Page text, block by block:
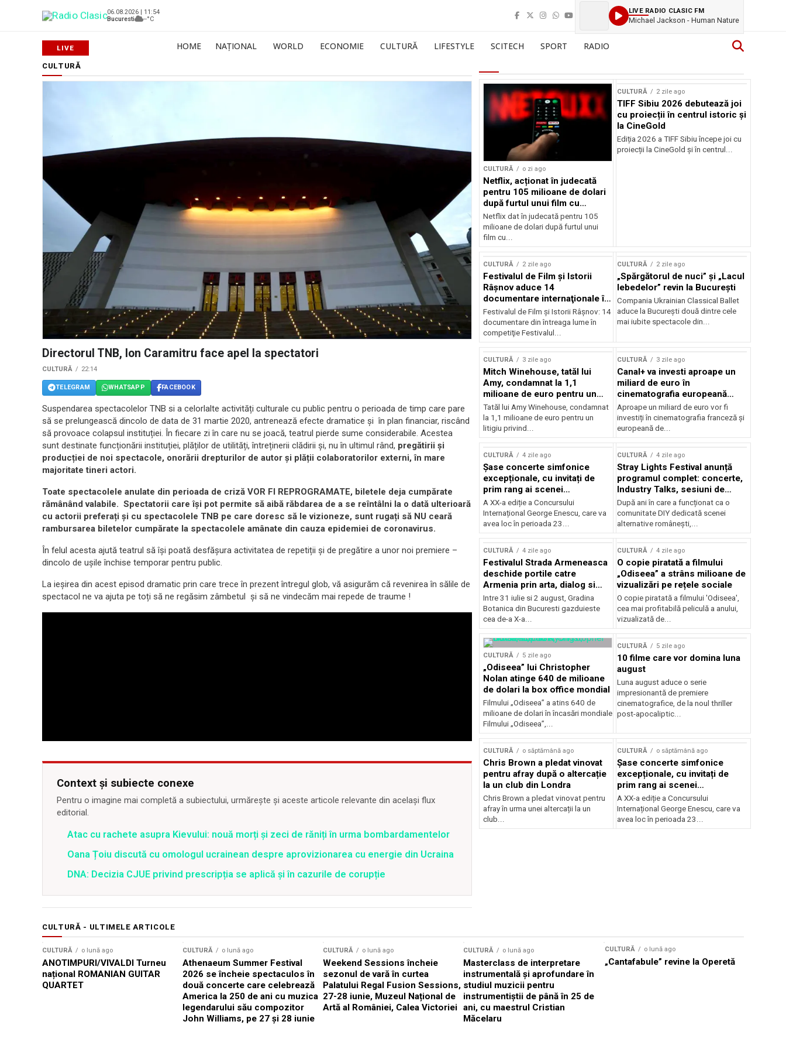
06.08.2026 | 11:54
Bucuresti
--°C
LIVE RADIO CLASIC FM
Michael Jackson - Human Nature
HOME NAȚIONAL WORLD ECONOMIE CULTURĂ LIFESTYLE SCITECH SPORT RADIO
CULTURĂ
Directorul TNB, Ion Caramitru face apel la spectatori
CULTURĂ 22:14
TELEGRAM WHATSAPP FACEBOOK
Suspendarea spectacolelor TNB si a celorlalte activități culturale cu public pentru o perioada de timp care pare
să se prelungească dincolo de data de 31 martie 2020, antrenează efecte dramatice și în plan financiar, riscând
să provoace colapsul instituției. În fiecare zi în care nu se joacă, teatrul pierde sume considerabile. Acestea
sunt destinate funcționării instituției, plăților de utilități, întreținerii clădirii și, nu în ultimul rând, pregătirii și
producției de noi spectacole, onorării drepturilor de autor și plății colaboratorilor externi, în mare
majoritate tineri actori.
Toate spectacolele anulate din perioada de criză VOR FI REPROGRAMATE, biletele deja cumpărate
rămânând valabile. Spectatorii care își pot permite să aibă răbdarea de a se reîntâlni la o dată ulterioară
cu actorii preferați și cu spectacolele TNB pe care doresc să le vizioneze, sunt rugați să NU ceară
rambursarea biletelor cumpărate la spectacolele amânate din cauza epidemiei de coronavirus.
În felul acesta ajută teatrul să își poată desfășura activitatea de repetiții și de pregătire a unor noi premiere –
dincolo de ușile închise temporar pentru public.
La ieșirea din acest episod dramatic prin care trece în prezent întregul glob, vă asigurăm că revenirea în sălile de
spectacol ne va ajuta pe toți să ne regăsim zâmbetul și să ne vindecăm mai repede de traume !
Context și subiecte conexe
Pentru o imagine mai completă a subiectului, urmărește și aceste articole relevante din același flux
editorial.
Atac cu rachete asupra Kievului: nouă morți și zeci de răniți în urma bombardamentelor
Oana Țoiu discută cu omologul ucrainean despre aprovizionarea cu energie din Ucraina
DNA: Decizia CJUE privind prescripția se aplică și în cazurile de corupție
CULTURĂ o zi ago
Netflix, acționat în judecată
pentru 105 milioane de dolari
după furtul unui film cu
Nicolas Cage
Netflix dat în judecată pentru 105
milioane de dolari după furtul unui
film cu...
CULTURĂ 2 zile ago
TIFF Sibiu 2026 debutează joi
cu proiecții în centrul istoric și
la CineGold
Ediția 2026 a TIFF Sibiu începe joi cu
proiecții la CineGold și în centrul...
CULTURĂ 2 zile ago
Festivalul de Film şi Istorii
Râşnov aduce 14
documentare internaţionale în
premieră
Festivalul de Film şi Istorii Râşnov: 14
documentare din întreaga lume în
competiţie Festivalul...
CULTURĂ 2 zile ago
„Spărgătorul de nuci” și „Lacul
lebedelor” revin la București
Compania Ukrainian Classical Ballet
aduce la București două dintre cele
mai iubite spectacole din...
CULTURĂ 3 zile ago
Mitch Winehouse, tatăl lui
Amy, condamnat la 1,1
milioane de euro pentru un
litigiu pierdut
Tatăl lui Amy Winehouse, condamnat
la 1,1 milioane de euro pentru un
litigiu privind...
CULTURĂ 3 zile ago
Canal+ va investi aproape un
miliard de euro în
cinematografia europeană
până în 2032
Aproape un miliard de euro vor fi
investiți în cinematografia franceză și
europeană de...
CULTURĂ 4 zile ago
Șase concerte simfonice
excepționale, cu invitați de
prim rang ai scenei
internaționale și ansambluri
orchestrale românești de
prestigiu, în programul
Concursului Enescu 2026
A XX-a ediție a Concursului
Internațional George Enescu, care va
avea loc în perioada 23...
CULTURĂ 4 zile ago
Stray Lights Festival anunță
programul complet: concerte,
Industry Talks, sesiuni de
audiție și noi opțiuni de
participare pentru public
După ani în care a funcționat ca o
comunitate DIY dedicată scenei
alternative românești,...
CULTURĂ 4 zile ago
Festivalul Strada Armeneasca
deschide portile catre
Armenia prin arta, dialog si
patrimoniu, intre 31 iulie si 2
august, la Gradina Botanica din
Bucuresti
Intre 31 iulie si 2 august, Gradina
Botanica din Bucuresti gazduieste
cea de-a X-a...
CULTURĂ 4 zile ago
O copie piratată a filmului
„Odiseea” a strâns milioane de
vizualizări pe rețele sociale
O copie piratată a filmului 'Odiseea',
cea mai profitabilă peliculă a anului,
vizualizată de...
CULTURĂ 5 zile ago
„Odiseea” lui Christopher
Nolan atinge 640 de milioane
de dolari la box office mondial
Filmului „Odiseea” a atins 640 de
milioane de dolari în încasări mondiale
Filmului „Odiseea”,...
CULTURĂ 5 zile ago
10 filme care vor domina luna
august
Luna august aduce o serie
impresionantă de premiere
cinematografice, de la noul thriller
post-apocaliptic...
CULTURĂ o săptămână ago
Chris Brown a pledat vinovat
pentru afray după o altercație
la un club din Londra
Chris Brown a pledat vinovat pentru
afray în urma unei altercații la un
club...
CULTURĂ o săptămână ago
Șase concerte simfonice
excepționale, cu invitați de
prim rang ai scenei
internaționale și ansambluri
orchestrale românești de
prestigiu, în programul
Concursului Enescu 2026
A XX-a ediție a Concursului
Internațional George Enescu, care va
avea loc în perioada 23...
CULTURĂ - ULTIMELE ARTICOLE
CULTURĂ o lună ago
ANOTIMPURI/VIVALDI Turneu
național ROMANIAN GUITAR
QUARTET
CULTURĂ o lună ago
Athenaeum Summer Festival
2026 se încheie spectaculos în
două concerte care celebrează
America la 250 de ani cu muzica
legendarului său compozitor
John Williams, pe 27 și 28 iunie
CULTURĂ o lună ago
Weekend Sessions încheie
sezonul de vară în curtea
Palatului Regal Fusion Sessions,
27-28 iunie, Muzeul Național de
Artă al României, Calea Victoriei
CULTURĂ o lună ago
Masterclass de interpretare
instrumentală și aprofundare în
studiul muzicii pentru
instrumentiștii de până în 25 de
ani, cu maestrul Cristian
Măcelaru
CULTURĂ o lună ago
„Cantafabule” revine la Operetă